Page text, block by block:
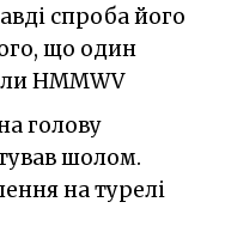
спроба його
що один
HMMWV
голову
шолом.
на турелі